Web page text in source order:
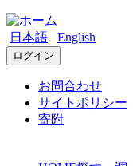
日本語 English
ログイン
お問合わせ
サイトポリシー
寄附